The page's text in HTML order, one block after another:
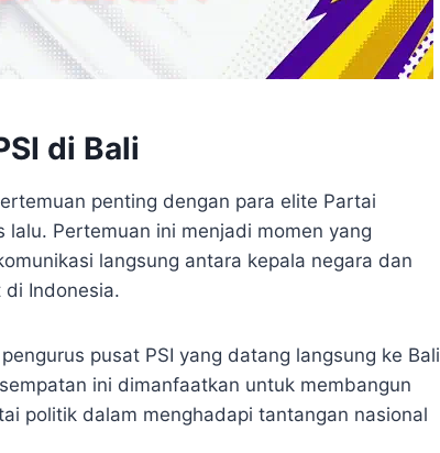
di Bali
penting dengan para elite Partai
lalu. Pertemuan ini menjadi momen yang
langsung antara kepala negara dan
Indonesia.
pusat PSI yang datang langsung ke Bali
ini dimanfaatkan untuk membangun
politik dalam menghadapi tantangan nasional